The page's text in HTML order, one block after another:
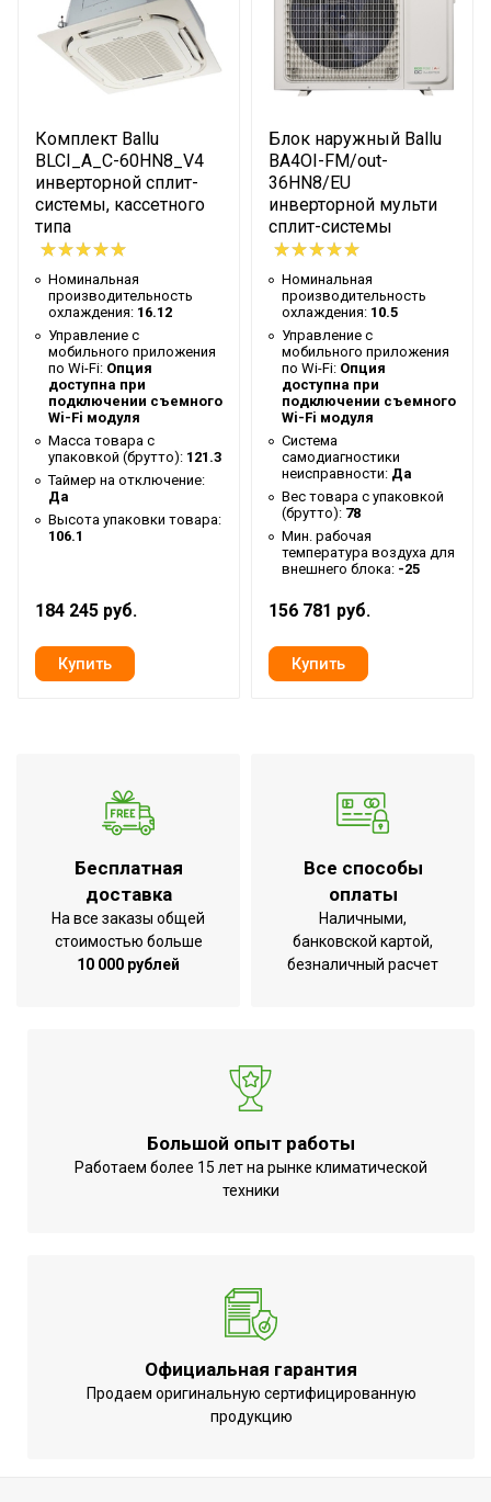
Таймер на отключение
Высота упаковки товара
108.9
Таймер на включение
Да
Ширина упаковки товара
100
Бренд
Ballu
Макс. потребляемая
мощность
6.8
Тип блока
Напольно-потолочный
Гарантийный срок
3 года
Серия
Universal 3 DC
Высота товара
72.2
Уровень шума внутр.
блока
42
Хладагент
R32
Wi-Fi модуль
Доп.опция
100
Срок службы
10 лет
блока
Белый
энергоэффективности
Вид управления
беспроводное
Инверторная технология
Режим обогрева
производительность
охлаждения
Да
18,4
элементов в комплекте
Нет
Потребляемая мощность
5160
Комплект Ballu
BLCI_A_C-60HN8_V4
инверторной сплит-
системы, кассетного
типа
Номинальная
производительность
охлаждения: 16.12
Управление c
мобильного приложения
по Wi-Fi: Опция
доступна при
подключении съемного
Wi-Fi модуля
Масса товара с
упаковкой (брутто): 121.3
Таймер на отключение:
Да
Высота упаковки товара:
106.1
184 245 руб.
Блок наружный Ballu
BA4OI-FM/out-
36HN8/EU
инверторной мульти
сплит-системы
Номинальная
производительность
охлаждения: 10.5
Управление c
мобильного приложения
по Wi-Fi: Опция
доступна при
подключении съемного
Wi-Fi модуля
Система
самодиагностики
неисправности: Да
Вес товара с упаковкой
(брутто): 78
Мин. рабочая
температура воздуха для
внешнего блока: -25
156 781 руб.
Бесплатная
доставка
На все заказы общей
стоимостью больше
10 000 рублей
Все способы
оплаты
Наличными,
банковской картой,
безналичный расчет
Большой опыт работы
Работаем более 15 лет на рынке климатической
техники
Официальная гарантия
Продаем оригинальную сертифицированную
продукцию